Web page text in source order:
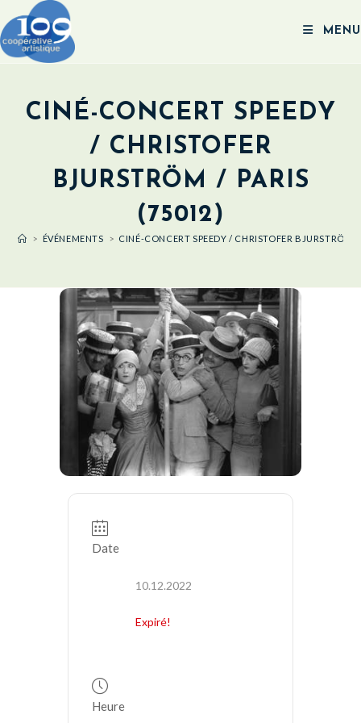
MENU
CINÉ-CONCERT SPEEDY
/ CHRISTOFER
BJURSTRÖM / PARIS
(75012)
> ÉVÉNEMENTS > CINÉ-CONCERT SPEEDY / CHRISTOFER BJURSTRÖM
Date
10.12.2022
Expiré!
Heure